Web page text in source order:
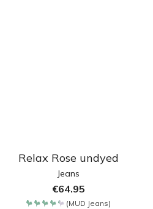
Relax Rose undyed
Jeans
€64.95
(MUD Jeans)